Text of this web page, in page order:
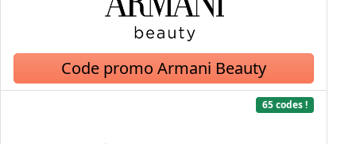
Code promo Armani Beauty
65 codes !